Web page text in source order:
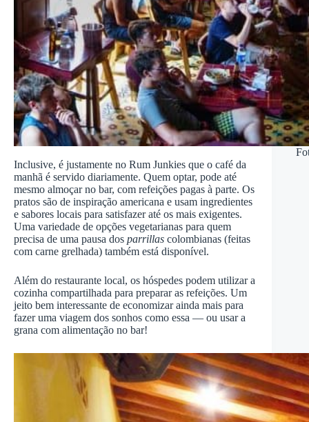
Inclusive, é justamente no Rum Junkies que o café da
manhã é servido diariamente. Quem optar, pode até
mesmo almoçar no bar, com refeições pagas à parte. Os
pratos são de inspiração americana e usam ingredientes
e sabores locais para satisfazer até os mais exigentes.
Uma variedade de opções vegetarianas para quem
precisa de uma pausa dos parrillas colombianas (feitas
com carne grelhada) também está disponível.
Além do restaurante local, os hóspedes podem utilizar a
cozinha compartilhada para preparar as refeições. Um
jeito bem interessante de economizar ainda mais para
fazer uma viagem dos sonhos como essa — ou usar a
grana com alimentação no bar!